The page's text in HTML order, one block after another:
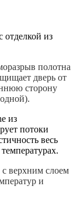
отделкой из
полотна
дверь от
сторону
из
потоки
весь
с верхним слоем
и